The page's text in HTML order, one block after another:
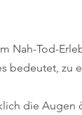
Nah-Tod-
bedeutet, zu
die Augen